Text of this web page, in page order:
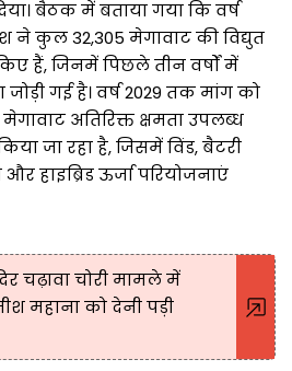
बैठक में बताया गया कि वर्ष
ने कुल 32,305 मेगावाट की विद्युत
हैं, जिनमें पिछले तीन वर्षों में
गई है। वर्ष 2029 तक मांग को
अतिरिक्त क्षमता उपलब्ध
जा रहा है, जिसमें विंड, बैटरी
और हाइब्रिड ऊर्जा परियोजनाएं
चढ़ावा चोरी मामले में
महाना को देनी पड़ी